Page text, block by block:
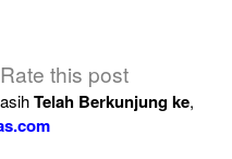
Rate this post
Telah Berkunjung ke,